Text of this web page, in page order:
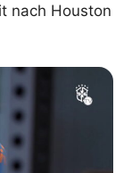
nach Houston